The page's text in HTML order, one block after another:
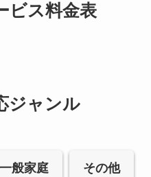
ビス料金表
ジャンル
一般家庭 その他